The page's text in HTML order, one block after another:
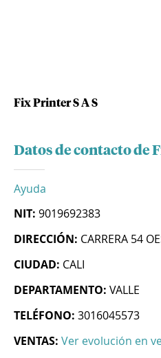
Fix Printer S A S
Datos de contacto de
Ayuda
NIT: 9019692383
DIRECCIÓN: CARRERA 54
CIUDAD: CALI
DEPARTAMENTO: VALLE
TELÉFONO: 3016045573
VENTAS: Ver evolución en